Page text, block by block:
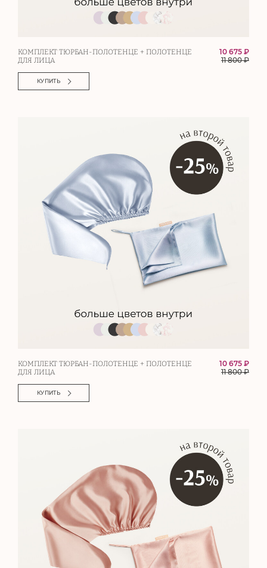
КОМПЛЕКТ ТЮРБАН-ПОЛОТЕНЦЕ + ПОЛОТЕНЦЕ
ДЛЯ ЛИЦА
10 675 ₽
11 800₽
КУПИТЬ
КОМПЛЕКТ ТЮРБАН-ПОЛОТЕНЦЕ + ПОЛОТЕНЦЕ
ДЛЯ ЛИЦА
10 675 ₽
11 800₽
КУПИТЬ